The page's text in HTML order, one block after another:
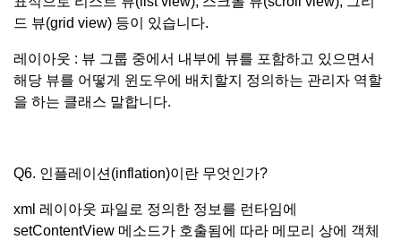
드 뷰(grid view) 등이 있습니다.
레이아웃 : 뷰 그룹 중에서 내부에 뷰를 포함하고 있으면서
해당 뷰를 어떻게 윈도우에 배치할지 정의하는 관리자 역할
을 하는 클래스 말합니다.
Q6. 인플레이션(inflation)이란 무엇인가?
xml 레이아웃 파일로 정의한 정보를 런타임에
setContentView 메소드가 호출됨에 따라 메모리 상에 객체